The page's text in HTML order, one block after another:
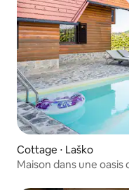
Cottage ⋅ Laško
Maison dans une